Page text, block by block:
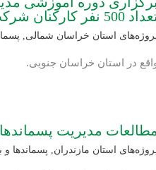
500 نفر کارکنان شرکت سیمان بجنورد
استان خراسان شمالی
در استان خراسان جنوبی.
مطالعات مدیریت
استان مازندران پسماندها و